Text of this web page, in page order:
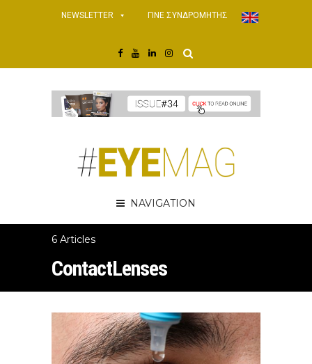
NEWSLETTER ΓΙΝΕ ΣΥΝΔΡΟΜΗΤΗΣ
NAVIGATION
6 Articles
ContactLenses